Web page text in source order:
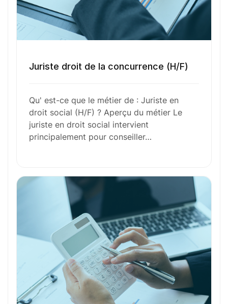
Envie de commencer
l’aventure avecnous
N’attendez plus !
Déposez votrecandidature
spontanée
Votre e-mail
Numéro de téléphone
Juriste droit de la concurrence (H/F)
Qu' est-ce que le métier de : Juriste en
droit social (H/F) ? Aperçu du métier Le
juriste en droit social intervient
principalement pour conseiller…